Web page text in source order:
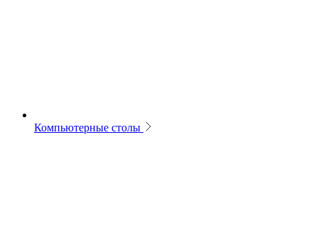
Компьютерные столы